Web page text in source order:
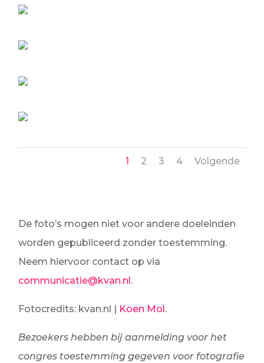
1 2 3 4 Volgende
De foto’s mogen niet voor andere doeleinden
worden gepubliceerd zonder toestemming.
Neem hiervoor contact op via
communicatie@kvan.nl .
Fotocredits: kvan.nl | Koen Mol .
Bezoekers hebben bij aanmelding voor het
congres toestemming gegeven voor fotografie